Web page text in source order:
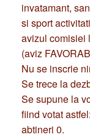
invatamant,
si sport
avizul comisiei
(aviz
Nu se inscrie
Se trece la
Se supune la
fiind votat
abtineri 0.